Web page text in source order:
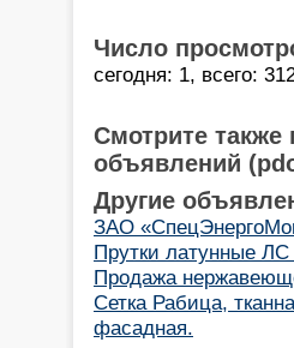
Число
сегодня: 1, всего:
Смотрите
объявлений
Другие
ЗАО
Прутки латунные
Продажа
Сетка Рабица,
фасадная.